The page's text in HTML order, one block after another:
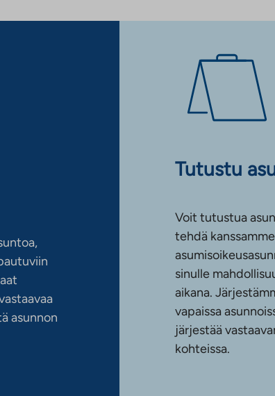
asunnon
Tutustu
Voit tutustua
tehdä
sinulle
aikana.
vapaissa
järjestää
kohteissa.